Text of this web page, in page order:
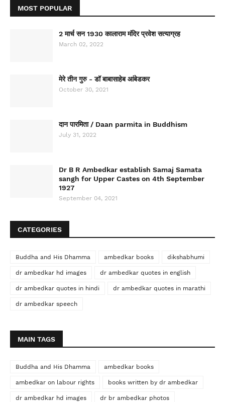
MOST POPULAR
2 मार्च सन 1930 कालाराम मंदिर प्रवेश सत्याग्रह
March 02, 2022
मेरे तीन गुरु - डॉ बाबासाहेब आंबेडकर
October 30, 2021
दान पारमिता / Daan parmita in Buddhism
July 31, 2022
Dr B R Ambedkar establish Samaj Samata
sangh for Upper Castes on 4th September
1927
September 04, 2021
CATEGORIES
Buddha and His Dhamma ambedkar books dikshabhumi
dr ambedkar hd images dr ambedkar quotes in english
dr ambedkar quotes in hindi dr ambedkar quotes in marathi
dr ambedkar speech
MAIN TAGS
Buddha and His Dhamma ambedkar books
ambedkar on labour rights books written by dr ambedkar
dr ambedkar hd images dr br ambedkar photos